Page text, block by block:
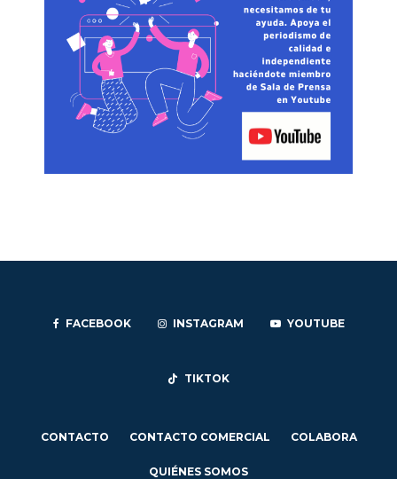
FACEBOOK INSTAGRAM YOUTUBE
TIKTOK
CONTACTO CONTACTO COMERCIAL COLABORA
QUIÉNES SOMOS